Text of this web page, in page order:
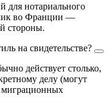
для нотариального
во Франции —
стороны.
на свидетельстве?
действует столько,
делу (могут
миграционных